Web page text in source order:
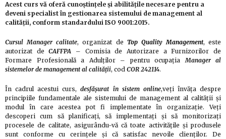
Acest curs vă oferă cunoștințele și abilitățile necesare pentru a
deveni specialist în gestionarea sistemului de management al
calității, conform standardului ISO 9001:2015.
Cursul Manager calitate, organizat de Top Quality Management, este
autorizat deCAFFPA – Comisia de Autorizare a Furnizorilor de
Formare Profesională a Adulţilor – pentru ocupaţiaManager al
sistemelor de management al calității, cod COR 242114.
În cadrul acestui curs,desfășurat în sistem online,veți învăța despre
principiile fundamentale ale sistemului de management al calității și
modul în care acestea pot fi implementate în organizație. Veți
descoperi cum să planificați, să implementați și să monitorizați
procesele de calitate, asigurându-vă că toate activitățile și produsele
sunt conforme cu cerințele și că satisfac nevoile clienților. De